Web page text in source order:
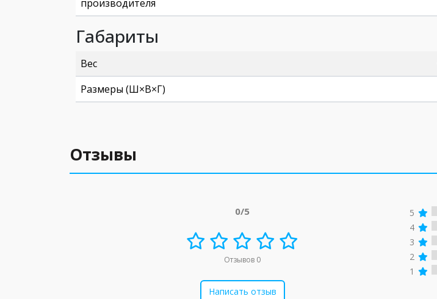
производителя
Габариты
Вес
Размеры (Ш×В×Г)
Отзывы
0/5
Отзывов 0
Написать отзыв
5
4
3
2
1